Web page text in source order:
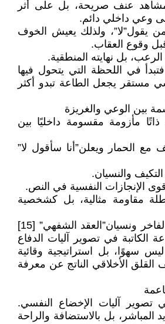
عنف صريحة، بل على أثر
وعي داخلي دائم.
يقول”لا”، ولذلك يعيش الخوف
وقوع العقاب.
بل نهايته المنطقية.
فتبدأ في اللحظة التي يتحول فيها
مستقر يجعل الطاعة تبدو أكثر
ذاتًا مأزومة مقسومة داخليًا بين
مع الحمار ويعلن”أنا سأقول لا”
والنسيان.
الإنجازات النفسية في النص.
مقاومة مثالية، بل كشخصية
لحظة تناولها الطعام الفاخر ونسيان”العقد الشفهي” [15]
الكاتبة في تصوير آليات الدفاع
سهوًا، بل استراتيجية وقائية
القلق الأخلاقي الناتج عن معرفة
تصوير آليات الإخضاع النفسي.
المباشر، بل بالاستضافة والراحة